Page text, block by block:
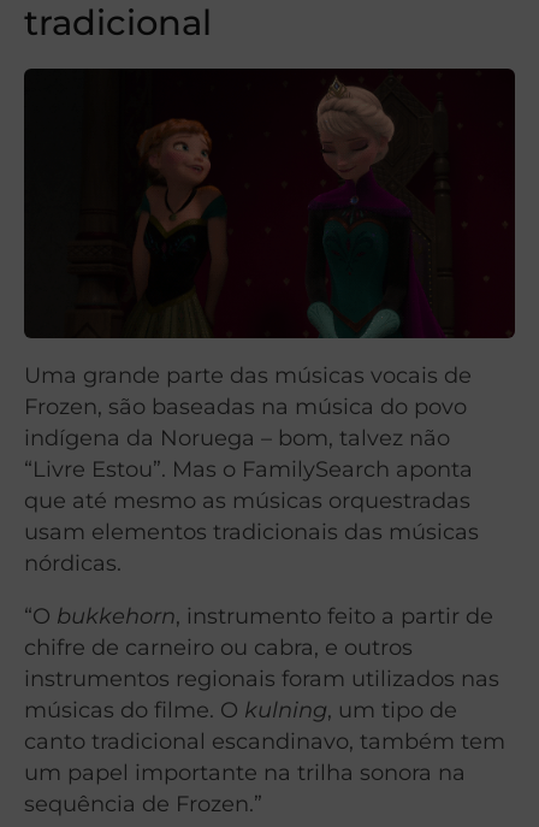
tradicional
Uma grande parte das músicas vocais de
Frozen, são baseadas na música do povo
indígena da Noruega – bom, talvez não
“Livre Estou”. Mas o FamilySearch aponta
que até mesmo as músicas orquestradas
usam elementos tradicionais das músicas
nórdicas.
“O bukkehorn, instrumento feito a partir de
chifre de carneiro ou cabra, e outros
instrumentos regionais foram utilizados nas
músicas do filme. O kulning, um tipo de
canto tradicional escandinavo, também tem
um papel importante na trilha sonora na
sequência de Frozen.”